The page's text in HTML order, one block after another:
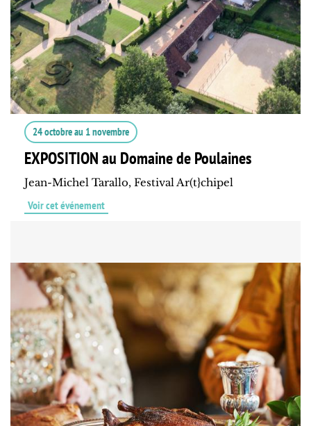
24 octobreau 1 novembre
EXPOSITION au Domaine de Poulaines
Jean-Michel Tarallo, Festival Ar(t}chipel
Voir cet événement